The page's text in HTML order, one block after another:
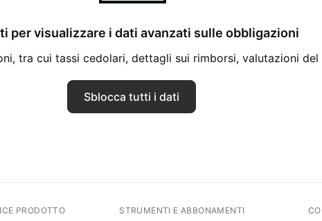
per visualizzare i dati avanzati sulle obbligazioni
tra cui tassi cedolari, dettagli sui rimborsi, valutazioni
Sblocca tutti i dati
PRODOTTO STRUMENTI E ABBONAMENTI